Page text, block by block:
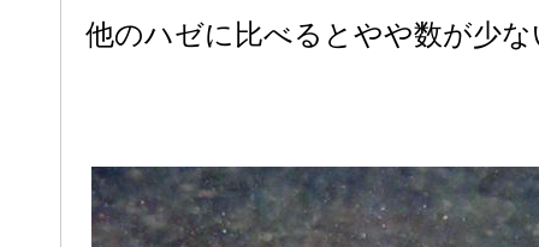
他のハゼに比べるとやや数が少